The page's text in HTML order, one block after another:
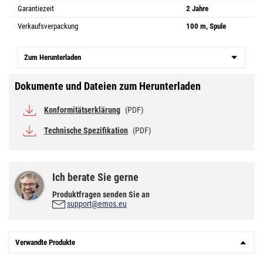
Garantiezeit
2 Jahre
Verkaufsverpackung
100 m, Spule
Zum Herunterladen
Dokumente und Dateien zum Herunterladen
Konformitätserklärung (PDF)
Technische Spezifikation (PDF)
Ich berate Sie gerne
Produktfragen senden Sie an
support@emos.eu
Verwandte Produkte